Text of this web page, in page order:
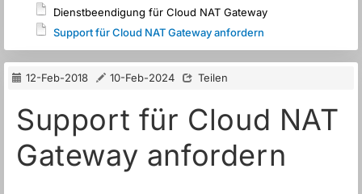
Dienstbeendigung für Cloud NAT Gateway
Support für Cloud NAT Gateway anfordern
12-Feb-2018 10-Feb-2024 Teilen
Support für Cloud NAT
Gateway anfordern